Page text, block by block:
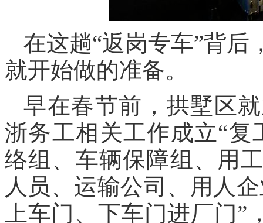
在这趟“返岗专车”背
就开始做的准备。
早在春节前，拱墅区
浙务工相关工作成立“
络组、车辆保障组、用
人员、运输公司、用人
上车门、下车门进厂门